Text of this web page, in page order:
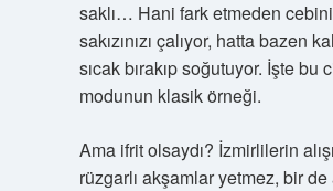
saklı… Hani fark etmeden
sakızınızı çalıyor, hatta bazen
sıcak bırakıp soğutuyor. İşte bu
modunun klasik örneği.
Ama ifrit olsaydı? İzmirlilerin
rüzgarlı akşamlar yetmez, bir de